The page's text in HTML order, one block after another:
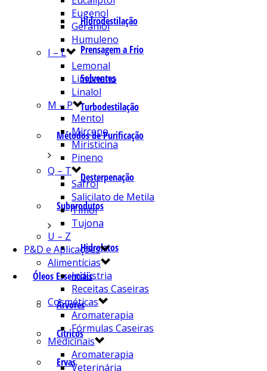
Hidrodestilação
Prensagem a Frio
Solventes
Turbodestilação
Métodos de Purificação
Desterpenação
Subprodutos
Hidrolatos
Óleos Essenciais
Árvores
Cítricos
Ervas
Eugenol
Geraniol
Humuleno
I – L
Lemonal
Limoneno
Linalol
M – P
Mentol
Mirceno
Miristicina
Pineno
Q – T
Safrol
Salicilato de Metila
Timol
Tujona
U – Z
P&D e Aplicações
Alimentícias
Indústria
Receitas Caseiras
Cosméticas
Aromaterapia
Fórmulas Caseiras
Medicinais
Aromaterapia
Veterinária